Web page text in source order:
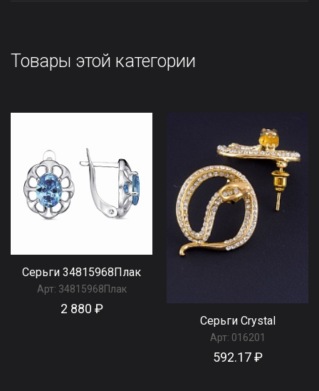
Товары этой категории
Серьги 34815968Плак
Арт: 34815968Плак
2 880 ₽
Серьги Сrystal
Арт: 016201
592.17 ₽